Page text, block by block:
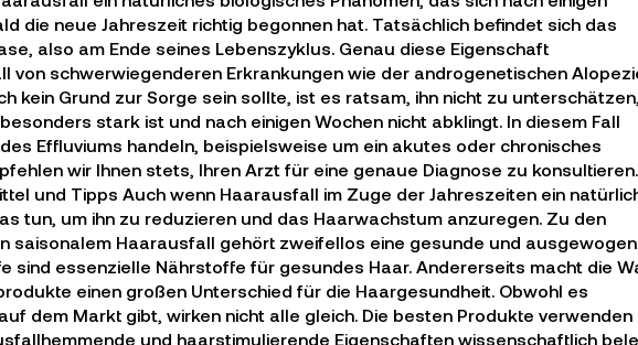
die neue Jahreszeit richtig begonnen hat. Tatsächlich befindet sich das
also am Ende seines Lebenszyklus. Genau diese Eigenschaft
von schwerwiegenderen Erkrankungen wie der androgenetischen
kein Grund zur Sorge sein sollte, ist es ratsam, ihn nicht zu unterschätzen,
stark ist und nach einigen Wochen nicht abklingt. In diesem Fall
Effluviums handeln, beispielsweise um ein akutes oder chronisches
wir Ihnen stets, Ihren Arzt für eine genaue Diagnose zu konsultieren.
und Tipps Auch wenn Haarausfall im Zuge der Jahreszeiten ein
tun, um ihn zu reduzieren und das Haarwachstum anzuregen. Zu den
saisonalem Haarausfall gehört zweifellos eine gesunde und
sind essenzielle Nährstoffe für gesundes Haar. Andererseits macht die
einen großen Unterschied für die Haargesundheit. Obwohl es
dem Markt gibt, wirken nicht alle gleich. Die besten Produkte verwenden
und haarstimulierende Eigenschaften wissenschaftlich